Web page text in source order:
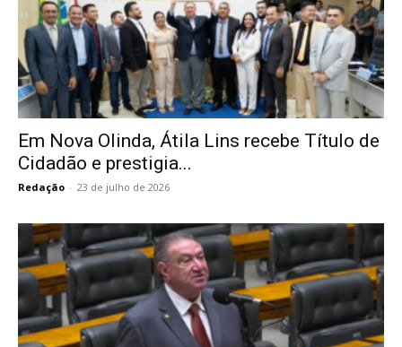
Em Nova Olinda, Átila Lins recebe Título de
Cidadão e prestigia...
Redação - 23 de julho de 2026